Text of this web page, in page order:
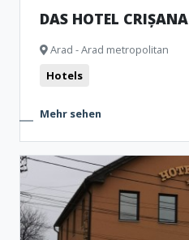
DAS HOTEL CRIȘANA
Arad - Arad metropolitan
Hotels
Mehr sehen